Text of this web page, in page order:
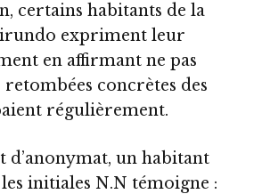
certains habitants de la
expriment leur
en affirmant ne pas
retombées concrètes des
régulièrement.
d’anonymat, un habitant
initiales N.N témoigne :